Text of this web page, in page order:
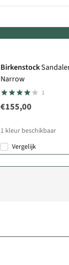
Birkenstock
Narrow
1
€155,00
1 kleur beschikbaar
Vergelijk